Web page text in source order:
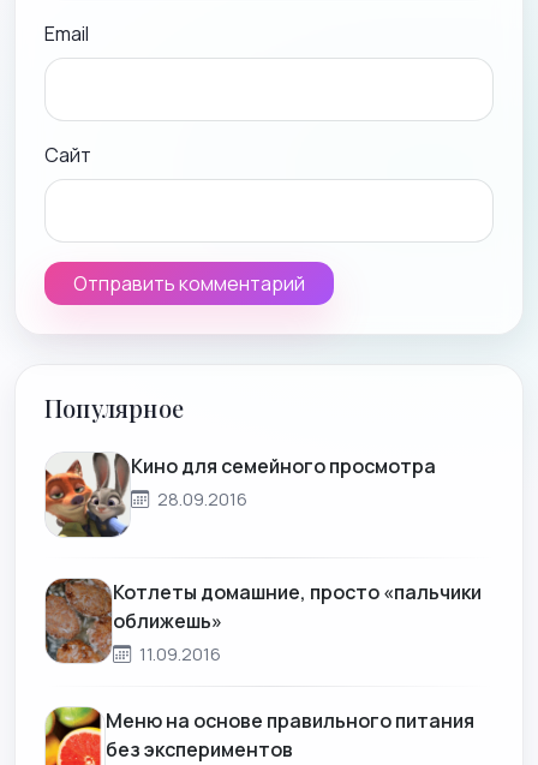
Email
Сайт
Популярное
Кино для семейного просмотра
28.09.2016
Котлеты домашние, просто «пальчики
оближешь»
11.09.2016
Меню на основе правильного питания
без экспериментов